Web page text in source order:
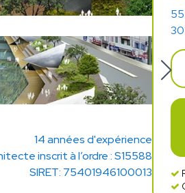
14 années d'expérience
inscrit à l’ordre : S15588
SIRET: 75401946100013